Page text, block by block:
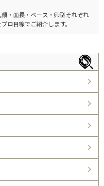
・面長・ベース・卵型それぞれ
ロ目線でご紹介します。